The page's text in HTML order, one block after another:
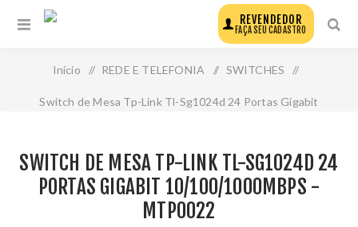
REVENDEDOR
FAÇA SEU CADASTRO
Início / REDE E TELEFONIA / SWITCHES /
Switch de Mesa Tp-Link Tl-Sg1024d 24 Portas Gigabit
SWITCH DE MESA TP-LINK TL-SG1024D 24
PORTAS GIGABIT 10/100/1000MBPS -
MTP0022